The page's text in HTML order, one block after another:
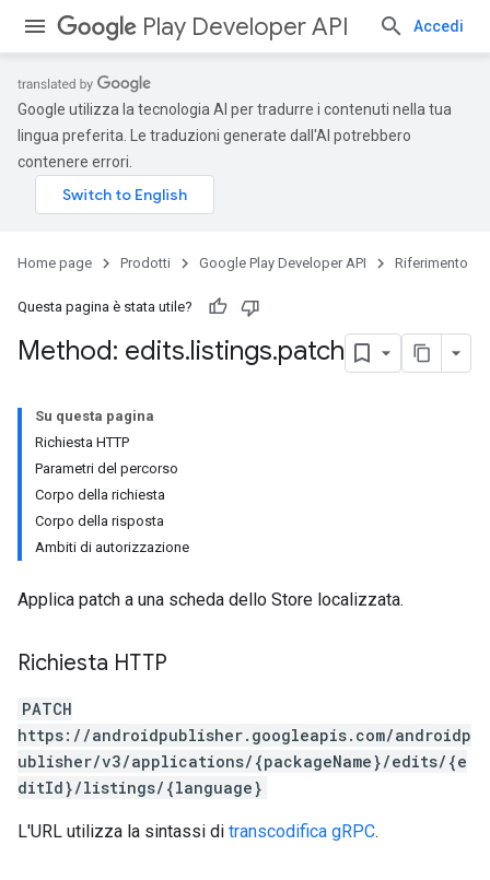
Play Developer API Accedi
Google utilizza la tecnologia AI per tradurre i contenuti nella tua
lingua preferita. Le traduzioni generate dall'AI potrebbero
contenere errori.
Home page Prodotti Google Play Developer API Riferimento
Questa pagina è stata utile?
Method: edits.listings.patch
Su questa pagina
Richiesta HTTP
Parametri del percorso
Corpo della richiesta
Corpo della risposta
Ambiti di autorizzazione
Applica patch a una scheda dello Store localizzata.
Richiesta HTTP
PATCH
https://androidpublisher.googleapis.com/androidp
ublisher/v3/applications/{packageName}/edits/{e
ditId}/listings/{language}
L'URL utilizza la sintassi di transcodifica gRPC.